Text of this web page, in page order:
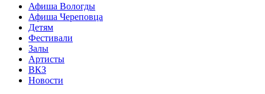
Афиша Вологды
Афиша Череповца
Детям
Фестивали
Залы
Артисты
ВКЗ
Новости